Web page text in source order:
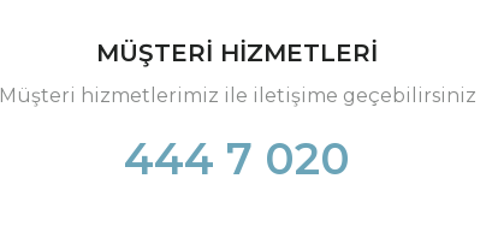
MÜŞTERİ HİZMETLERİ
Müşteri hizmetlerimiz ile iletişime geçebilirsiniz
444 7 020